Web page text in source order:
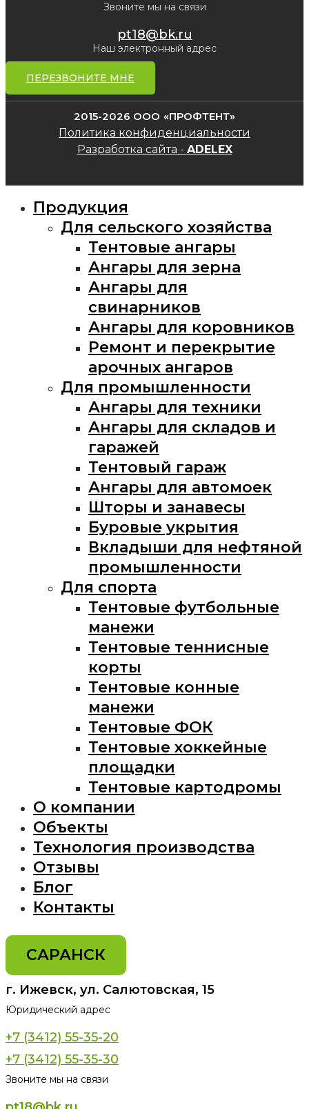
Звоните мы на связи
pt18@bk.ru
Наш электронный адрес
ПЕРЕЗВОНИТЕ МНЕ
2015-2026 ООО «ПРОФТЕНТ»
Политика конфиденциальности
Разработка сайта - ADELEX
Продукция
Для сельского хозяйства
Тентовые ангары
Ангары для зерна
Ангары для
свинарников
Ангары для коровников
Ремонт и перекрытие
арочных ангаров
Для промышленности
Ангары для техники
Ангары для складов и
гаражей
Тентовый гараж
Ангары для автомоек
Шторы и занавесы
Буровые укрытия
Вкладыши для нефтяной
промышленности
Для спорта
Тентовые футбольные
манежи
Тентовые теннисные
корты
Тентовые конные
манежи
Тентовые ФОК
Тентовые хоккейные
площадки
Тентовые картодромы
О компании
Объекты
Технология производства
Отзывы
Блог
Контакты
САРАНСК
г. Ижевск, ул. Салютовская, 15
Юридический адрес
+7 (3412) 55-35-20
+7 (3412) 55-35-30
Звоните мы на связи